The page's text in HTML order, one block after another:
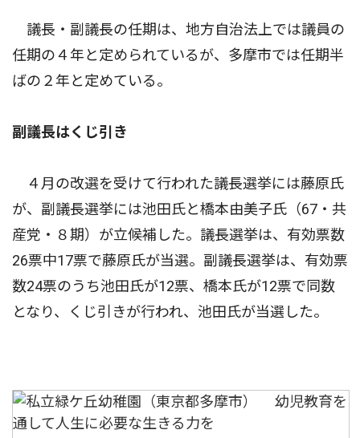
議長・副議長の任期は、地方自治法上では議員の
任期の４年と定められているが、多摩市では任期半
ばの２年と定めている。
副議長はくじ引き
４月の改選を受けて行われた議長選挙には藤原氏
が、副議長選挙には池田氏と橋本由美子氏（67・共
産党・８期）が立候補した。議長選挙は、有効票数
26票中17票で藤原氏が当選。副議長選挙は、有効票
数24票のうち池田氏が12票、橋本氏が12票で同数
となり、くじ引きが行われ、池田氏が当選した。